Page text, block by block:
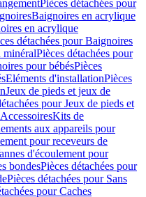
Pièces détachées pour
Baignoires en acrylique
en acrylique
détachées pour Baignoires
minéralPièces détachées pour
pour bébésPièces
Eléments d'installationPièces
Jeux de pieds et jeux de
pour Jeux de pieds et
AccessoiresKits de
aux appareils pour
pour receveurs de
d'écoulement pour
bondesPièces détachées pour
Pièces détachées pour Sans
pour Caches